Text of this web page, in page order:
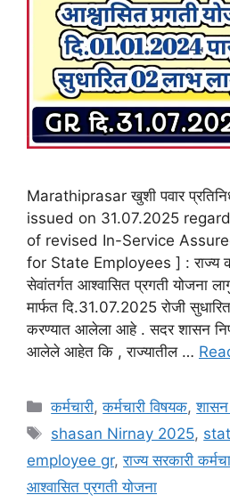
Marathiprasar खुशी पवार
issued on 31.07.2025
of revised In-Service
for State Employees ] : राज्य
सेवांतर्गत आश्वासित प्रगती योजना
मार्फत दि.31.07.2025 रोजी सुधारित
करण्यात आलेला आहे . सदर शासन
आलेले आहेत कि , राज्यातील …
Categories
कर्मचारी,कर्मचारी विषयक,शासन
Tags
shasan Nirnay 2025,
employee gr,राज्य सरकारी
आश्वासित प्रगती योजना